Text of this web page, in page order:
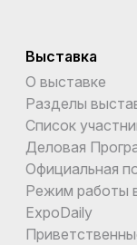
Выставка
О выставке
Разделы
Список
Деловая
Официальная
Режим работы
ExpoDaily